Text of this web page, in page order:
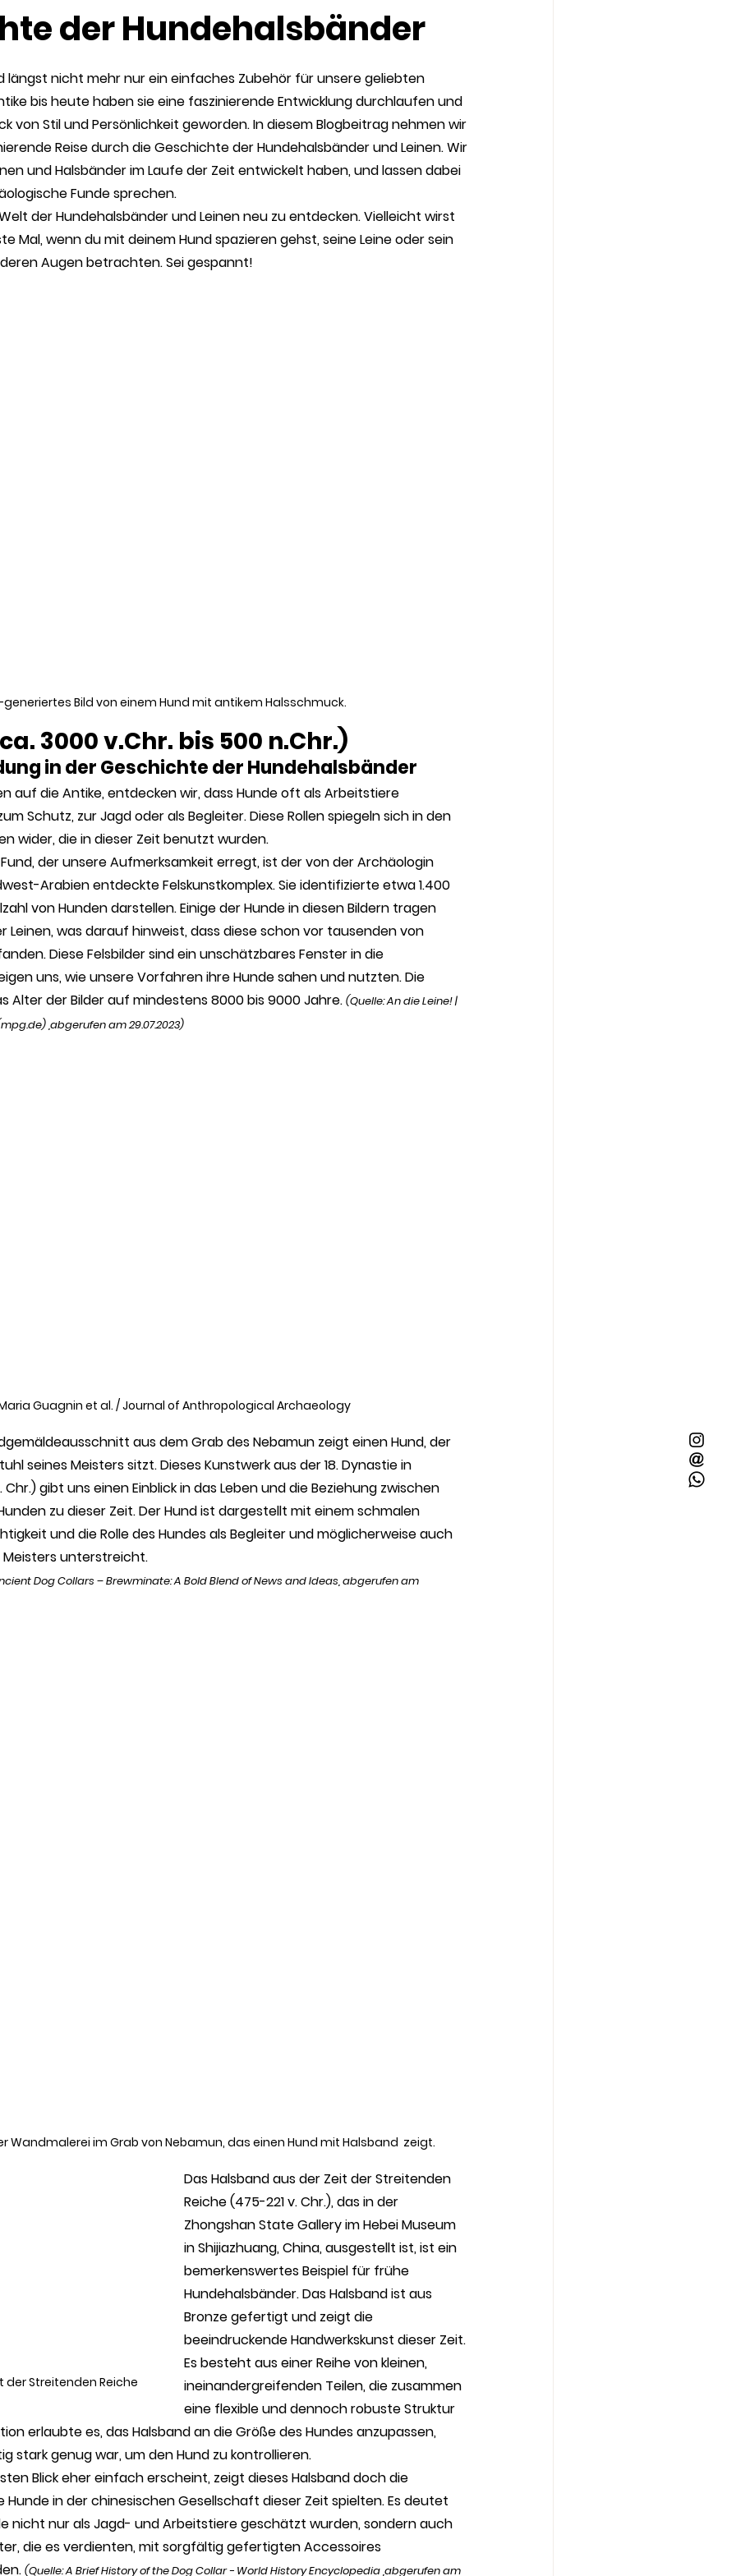
der Hundehalsbänder
längst nicht mehr nur ein einfaches Zubehör für unsere geliebten
bis heute haben sie eine faszinierende Entwicklung durchlaufen und
von Stil und Persönlichkeit geworden. In diesem Blogbeitrag nehmen wir
Reise durch die Geschichte der Hundehalsbänder und Leinen. Wir
und Halsbänder im Laufe der Zeit entwickelt haben, und lassen dabei
Funde sprechen.
der Hundehalsbänder und Leinen neu zu entdecken. Vielleicht wirst
Mal, wenn du mit deinem Hund spazieren gehst, seine Leine oder sein
Augen betrachten. Sei gespannt!
generiertes Bild von einem Hund mit antikem Halsschmuck.
3000 v.Chr. bis 500 n.Chr.)
in der Geschichte der Hundehalsbänder
auf die Antike, entdecken wir, dass Hunde oft als Arbeitstiere
Schutz, zur Jagd oder als Begleiter. Diese Rollen spiegeln sich in den
wider, die in dieser Zeit benutzt wurden.
der unsere Aufmerksamkeit erregt, ist der von der Archäologin
Arabien entdeckte Felskunstkomplex. Sie identifizierte etwa 1.400
von Hunden darstellen. Einige der Hunde in diesen Bildern tragen
Leinen, was darauf hinweist, dass diese schon vor tausenden von
Diese Felsbilder sind ein unschätzbares Fenster in die
uns, wie unsere Vorfahren ihre Hunde sahen und nutzten. Die
Alter der Bilder auf mindestens 8000 bis 9000 Jahre. (Quelle: An die Leine! |
,abgerufen am 29.07.2023)
Guagnin et al. / Journal of Anthropological Archaeology
aus dem Grab des Nebamun zeigt einen Hund, der
seines Meisters sitzt. Dieses Kunstwerk aus der 18. Dynastie in
Chr.) gibt uns einen Einblick in das Leben und die Beziehung zwischen
zu dieser Zeit. Der Hund ist dargestellt mit einem schmalen
und die Rolle des Hundes als Begleiter und möglicherweise auch
Meisters unterstreicht.
Dog Collars – Brewminate: A Bold Blend of News and Ideas, abgerufen am
Wandmalerei im Grab von Nebamun, das einen Hund mit Halsband  zeigt.
der Streitenden Reiche
Das Halsband aus der Zeit der Streitenden
Reiche (475-221 v. Chr.), das in der
Zhongshan State Gallery im Hebei Museum
in Shijiazhuang, China, ausgestellt ist, ist ein
bemerkenswertes Beispiel für frühe
Hundehalsbänder. Das Halsband ist aus
Bronze gefertigt und zeigt die
beeindruckende Handwerkskunst dieser Zeit.
Es besteht aus einer Reihe von kleinen,
ineinandergreifenden Teilen, die zusammen
eine flexible und dennoch robuste Struktur
erlaubte es, das Halsband an die Größe des Hundes anzupassen,
stark genug war, um den Hund zu kontrollieren.
Blick eher einfach erscheint, zeigt dieses Halsband doch die
Hunde in der chinesischen Gesellschaft dieser Zeit spielten. Es deutet
nicht nur als Jagd- und Arbeitstiere geschätzt wurden, sondern auch
die es verdienten, mit sorgfältig gefertigten Accessoires
(Quelle: A Brief History of the Dog Collar - World History Encyclopedia ,abgerufen am